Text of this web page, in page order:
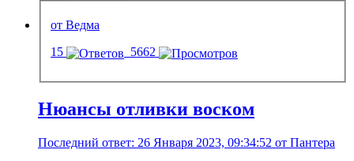
от Ведма
15
5662
Нюансы отливки воском
Последний ответ: 26 Января 2023, 09:34:52 от Пантера